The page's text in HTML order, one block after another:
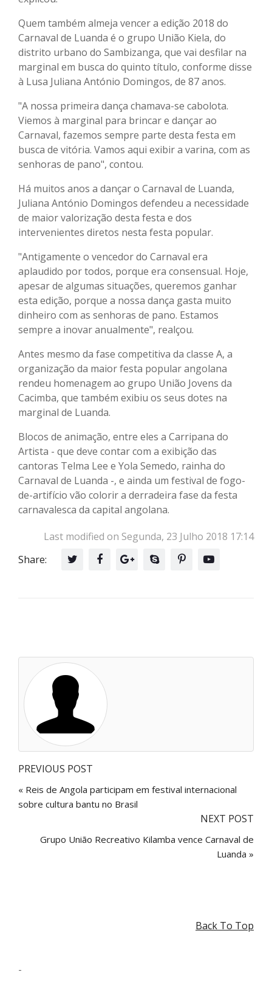
Quem também almeja vencer a edição 2018 do
Carnaval de Luanda é o grupo União Kiela, do
distrito urbano do Sambizanga, que vai desfilar na
marginal em busca do quinto título, conforme disse
à Lusa Juliana António Domingos, de 87 anos.
"A nossa primeira dança chamava-se cabolota.
Viemos à marginal para brincar e dançar ao
Carnaval, fazemos sempre parte desta festa em
busca de vitória. Vamos aqui exibir a varina, com as
senhoras de pano", contou.
Há muitos anos a dançar o Carnaval de Luanda,
Juliana António Domingos defendeu a necessidade
de maior valorização desta festa e dos
intervenientes diretos nesta festa popular.
"Antigamente o vencedor do Carnaval era
aplaudido por todos, porque era consensual. Hoje,
apesar de algumas situações, queremos ganhar
esta edição, porque a nossa dança gasta muito
dinheiro com as senhoras de pano. Estamos
sempre a inovar anualmente", realçou.
Antes mesmo da fase competitiva da classe A, a
organização da maior festa popular angolana
rendeu homenagem ao grupo União Jovens da
Cacimba, que também exibiu os seus dotes na
marginal de Luanda.
Blocos de animação, entre eles a Carripana do
Artista - que deve contar com a exibição das
cantoras Telma Lee e Yola Semedo, rainha do
Carnaval de Luanda -, e ainda um festival de fogo-
de-artifício vão colorir a derradeira fase da festa
carnavalesca da capital angolana.
Last modified on Segunda, 23 Julho 2018 17:14
Share:
PREVIOUS POST
« Reis de Angola participam em festival internacional
sobre cultura bantu no Brasil
NEXT POST
Grupo União Recreativo Kilamba vence Carnaval de
Luanda »
Back To Top
-